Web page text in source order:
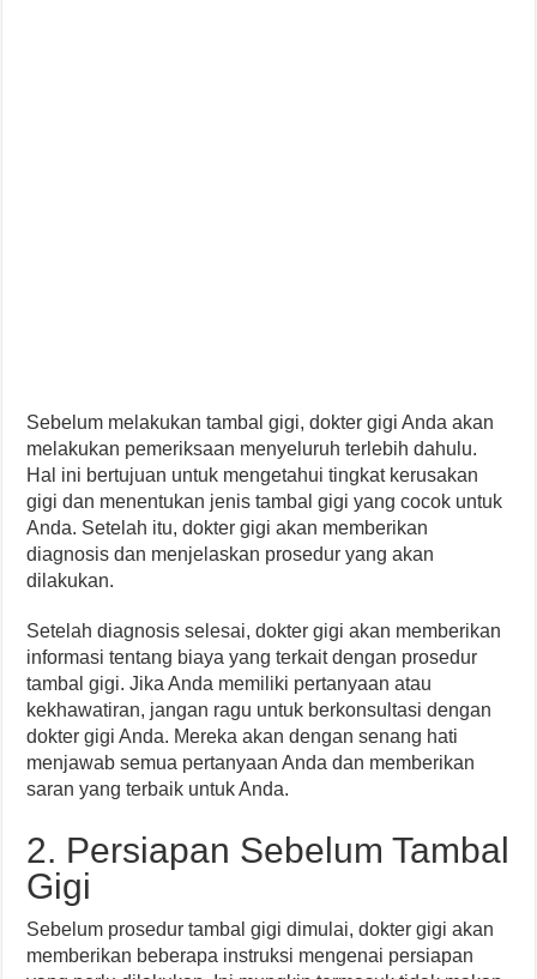
Sebelum melakukan tambal gigi, dokter gigi Anda akan
melakukan pemeriksaan menyeluruh terlebih dahulu.
Hal ini bertujuan untuk mengetahui tingkat kerusakan
gigi dan menentukan jenis tambal gigi yang cocok untuk
Anda. Setelah itu, dokter gigi akan memberikan
diagnosis dan menjelaskan prosedur yang akan
dilakukan.
Setelah diagnosis selesai, dokter gigi akan memberikan
informasi tentang biaya yang terkait dengan prosedur
tambal gigi. Jika Anda memiliki pertanyaan atau
kekhawatiran, jangan ragu untuk berkonsultasi dengan
dokter gigi Anda. Mereka akan dengan senang hati
menjawab semua pertanyaan Anda dan memberikan
saran yang terbaik untuk Anda.
2. Persiapan Sebelum Tambal
Gigi
Sebelum prosedur tambal gigi dimulai, dokter gigi akan
memberikan beberapa instruksi mengenai persiapan